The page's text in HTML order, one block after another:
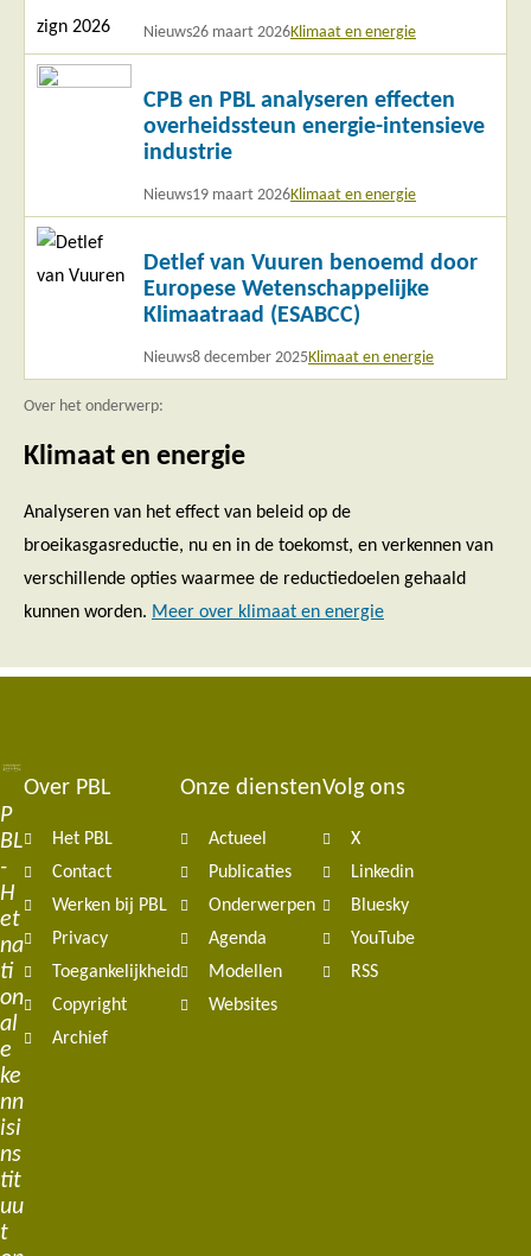
Nieuws26 maart 2026Klimaat en energie
CPB en PBL analyseren effecten
overheidssteun energie-intensieve
industrie
Nieuws19 maart 2026Klimaat en energie
Lees
Detlef van Vuuren benoemd door
Europese Wetenschappelijke
Klimaatraad (ESABCC)
Nieuws8 december 2025Klimaat en energie
Lees
meer
Over het onderwerp:
Klimaat en energie
Analyseren van het effect van beleid op de
broeikasgasreductie, nu en in de toekomst, en verkennen van
verschillende opties waarmee de reductiedoelen gehaald
kunnen worden. Meer over klimaat en energie
P
BL
-
H
et
na
ti
on
al
e
ke
nn
isi
ns
tit
uu
t
Footer
navigation
Over PBL
Het PBL
Contact
Werken bij PBL
Privacy
Toegankelijkheid
Copyright
Archief
Onze diensten
Actueel
Publicaties
Onderwerpen
Agenda
Modellen
Websites
Volg ons
X
Linkedin
Bluesky
YouTube
RSS